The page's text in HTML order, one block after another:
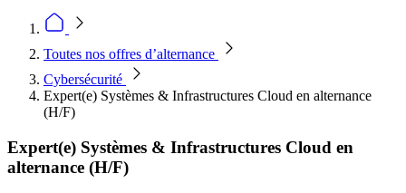
Toutes nos offres d’alternance
Cybersécurité
Expert(e) Systèmes & Infrastructures Cloud en alternance
(H/F)
Expert(e) Systèmes & Infrastructures Cloud en
alternance (H/F)